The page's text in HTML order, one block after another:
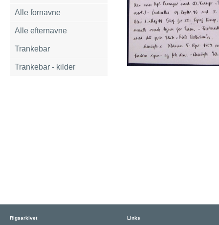
Alle fornavne
Alle efternavne
Trankebar
Trankebar - kilder
Rigsarkivet
Links